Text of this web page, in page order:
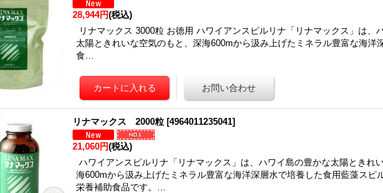
28,944円(税込)
リナマックス 3000粒 お徳用 ハワイアンスピルリナ「リナマックス」は、
太陽ときれいな空気のもと、深海600mから汲み上げたミネラル豊富な海洋
食…
リナマックス 2000粒 [4964011235041]
21,060円(税込)
ハワイアンスピルリナ「リナマックス」は、ハワイ島の豊かな太陽ときれ
海600mから汲み上げたミネラル豊富な海洋深層水で培養した食用藍藻スピ
栄養補助食品です。…